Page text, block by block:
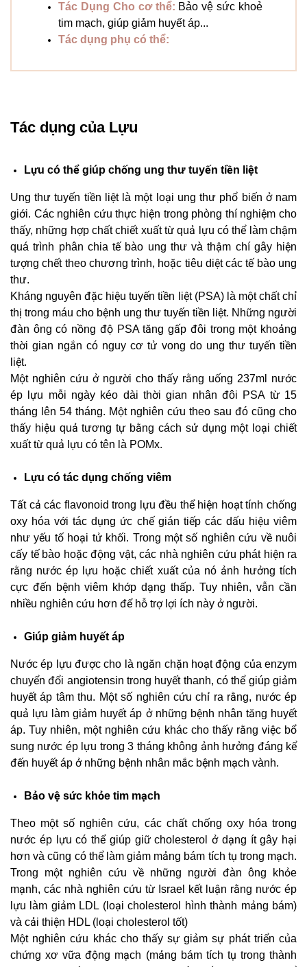
Tác Dụng Cho cơ thể: Bảo vệ sức khoẻ
tim mạch, giúp giảm huyết áp...
Tác dụng phụ có thể:
Tác dụng của Lựu
Lựu có thể giúp chống ung thư tuyến tiền liệt
Ung thư tuyến tiền liệt là một loại ung thư phổ biến ở nam
giới. Các nghiên cứu thực hiện trong phòng thí nghiệm cho
thấy, những hợp chất chiết xuất từ ​​quả lựu có thể làm chậm
quá trình phân chia tế bào ung thư và thậm chí gây hiện
tượng chết theo chương trình, hoặc tiêu diệt các tế bào ung
thư.
Kháng nguyên đặc hiệu tuyến tiền liệt (PSA) là một chất chỉ
thị trong máu cho bệnh ung thư tuyến tiền liệt. Những người
đàn ông có nồng độ PSA tăng gấp đôi trong một khoảng
thời gian ngắn có nguy cơ tử vong do ung thư tuyến tiền
liệt.
Một nghiên cứu ở người cho thấy rằng uống 237ml nước
ép lựu mỗi ngày kéo dài thời gian nhân đôi PSA từ 15
tháng lên 54 tháng. Một nghiên cứu theo sau đó cũng cho
thấy hiệu quả tương tự bằng cách sử dụng một loại chiết
xuất từ ​​quả lựu có tên là POMx.
Lựu có tác dụng chống viêm
Tất cả các flavonoid trong lựu đều thể hiện hoạt tính chống
oxy hóa với tác dụng ức chế gián tiếp các dấu hiệu viêm
như yếu tố hoại tử khối. Trong một số nghiên cứu về nuôi
cấy tế bào hoặc động vật, các nhà nghiên cứu phát hiện ra
rằng nước ép lựu hoặc chiết xuất của nó ảnh hưởng tích
cực đến bệnh viêm khớp dạng thấp. Tuy nhiên, vẫn cần
nhiều nghiên cứu hơn để hỗ trợ lợi ích này ở người.
Giúp giảm huyết áp
Nước ép lựu được cho là ngăn chặn hoạt động của enzym
chuyển đổi angiotensin trong huyết thanh, có thể giúp giảm
huyết áp tâm thu. Một số nghiên cứu chỉ ra rằng, nước ép
quả lựu làm giảm huyết áp ở những bệnh nhân tăng huyết
áp. Tuy nhiên, một nghiên cứu khác cho thấy rằng việc bổ
sung nước ép lựu trong 3 tháng không ảnh hưởng đáng kể
đến huyết áp ở những bệnh nhân mắc bệnh mạch vành.
Bảo vệ sức khỏe tim mạch
Theo một số nghiên cứu, các chất chống oxy hóa trong
nước ép lựu có thể giúp giữ cholesterol ở dạng ít gây hại
hơn và cũng có thể làm giảm mảng bám tích tụ trong mạch.
Trong một nghiên cứu về những người đàn ông khỏe
mạnh, các nhà nghiên cứu từ Israel kết luận rằng nước ép
lựu làm giảm LDL (loại cholesterol hình thành mảng bám)
và cải thiện HDL (loại cholesterol tốt)
Một nghiên cứu khác cho thấy sự giảm sự phát triển của
chứng xơ vữa động mạch (mảng bám tích tụ trong thành